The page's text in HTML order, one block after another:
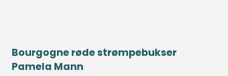
Bourgogne røde strømpebukser
Pamela Mann